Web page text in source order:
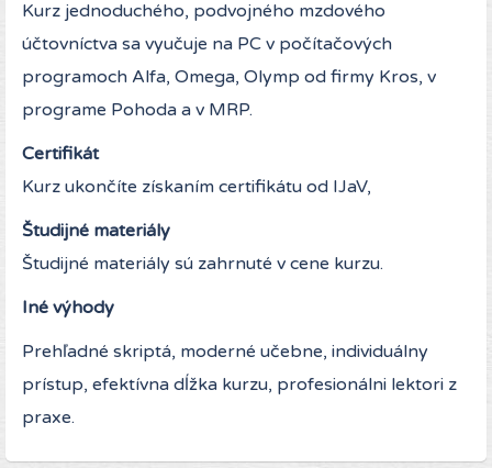
Kurz jednoduchého, podvojného mzdového
účtovníctva sa vyučuje na PC v počítačových
programoch Alfa, Omega, Olymp od firmy Kros, v
programe Pohoda a v MRP.
Certifikát
Kurz ukončíte získaním certifikátu od IJaV,
Študijné materiály
Študijné materiály sú zahrnuté v cene kurzu.
Iné výhody
Prehľadné skriptá, moderné učebne, individuálny
prístup, efektívna dĺžka kurzu, profesionálni lektori z
praxe.